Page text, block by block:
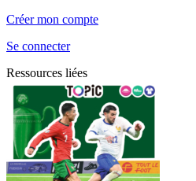
Créer mon compte
Se connecter
Ressources liées